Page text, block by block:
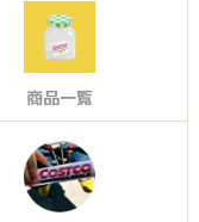
商品一覧